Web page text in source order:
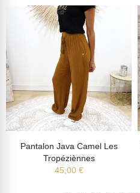
Pantalon Java Camel Les
Tropéziènnes
45,00 €